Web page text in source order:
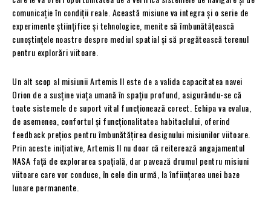
comunicație în condiții reale. Această misiune va integra și o serie de
experimente științifice și tehnologice, menite să îmbunătățească
cunoștințele noastre despre mediul spatial și să pregătească terenul
pentru explorări viitoare.
Un alt scop al misiunii Artemis II este de a valida capacitatea navei
Orion de a susține viața umană în spațiu profund, asigurându-se că
toate sistemele de suport vital funcționează corect. Echipa va evalua,
de asemenea, confortul și funcționalitatea habitaclului, oferind
feedback prețios pentru îmbunătățirea designului misiunilor viitoare.
Prin aceste inițiative, Artemis II nu doar că reiterează angajamentul
NASA față de explorarea spațială, dar pavează drumul pentru misiuni
viitoare care vor conduce, în cele din urmă, la înființarea unei baze
lunare permanente.